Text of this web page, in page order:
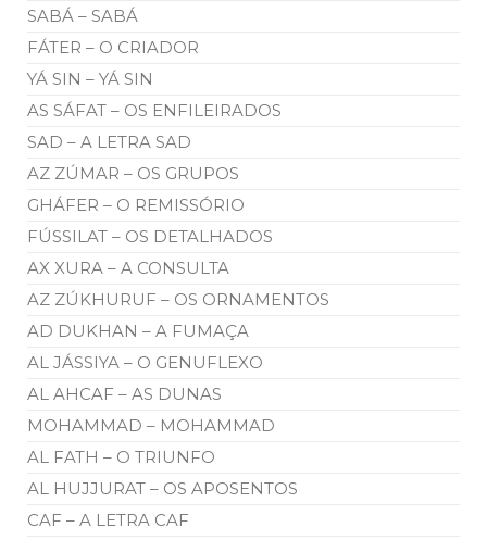
SABÁ – SABÁ
FÁTER – O CRIADOR
YÁ SIN – YÁ SIN
AS SÁFAT – OS ENFILEIRADOS
SAD – A LETRA SAD
AZ ZÚMAR – OS GRUPOS
GHÁFER – O REMISSÓRIO
FÚSSILAT – OS DETALHADOS
AX XURA – A CONSULTA
AZ ZÚKHURUF – OS ORNAMENTOS
AD DUKHAN – A FUMAÇA
AL JÁSSIYA – O GENUFLEXO
AL AHCAF – AS DUNAS
MOHAMMAD – MOHAMMAD
AL FATH – O TRIUNFO
AL HUJJURAT – OS APOSENTOS
CAF – A LETRA CAF